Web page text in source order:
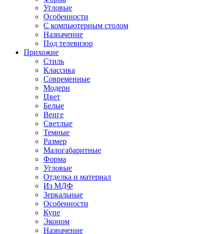
Угловые
Особенности
С компьютерным столом
Назначение
Под телевизор
Прихожие
Стиль
Классика
Современные
Модерн
Цвет
Белые
Венге
Светлые
Темные
Размер
Малогабаритные
Форма
Угловые
Отделка и материал
Из МДФ
Зеркальные
Особенности
Купе
Эконом
Назначение